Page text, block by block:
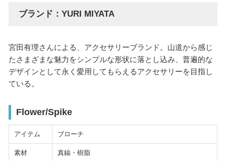
ブランド：YURI MIYATA
宮田有理さんによる、アクセサリーブランド。山道から感じ
たさまざまな魅力をシンプルな形状に落とし込み、普遍的な
デザインとして永く愛用してもらえるアクセサリーを目指し
ている。
Flower/Spike
アイテム ブローチ
素材 真鍮・樹脂